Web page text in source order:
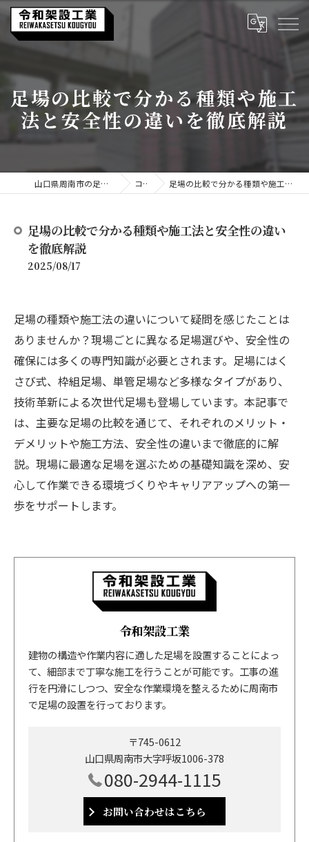
足場の比較で分かる種類や施工
法と安全性の違いを徹底解説
山口県周南市の足場なら令和架設工業 コラム 足場の比較で分かる種類や施工法と安全性の違いを徹底解説
足場の比較で分かる種類や施工法と安全性の違い
を徹底解説
2025/08/17
足場の種類や施工法の違いについて疑問を感じたことは
ありませんか？現場ごとに異なる足場選びや、安全性の
確保には多くの専門知識が必要とされます。足場にはく
さび式、枠組足場、単管足場など多様なタイプがあり、
技術革新による次世代足場も登場しています。本記事で
は、主要な足場の比較を通じて、それぞれのメリット・
デメリットや施工方法、安全性の違いまで徹底的に解
説。現場に最適な足場を選ぶための基礎知識を深め、安
心して作業できる環境づくりやキャリアアップへの第一
歩をサポートします。
令和架設工業
建物の構造や作業内容に適した足場を設置することによっ
て、細部まで丁寧な施工を行うことが可能です。工事の進
行を円滑にしつつ、安全な作業環境を整えるために周南市
で足場の設置を行っております。
〒745-0612
山口県周南市大字呼坂1006-378
080-2944-1115
お問い合わせはこちら